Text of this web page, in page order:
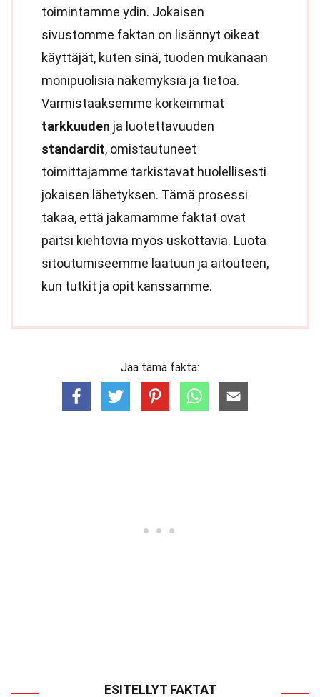
toimintamme ydin. Jokaisen
sivustomme faktan on lisännyt oikeat
käyttäjät, kuten sinä, tuoden mukanaan
monipuolisia näkemyksiä ja tietoa.
Varmistaaksemme korkeimmat
tarkkuuden ja luotettavuuden
standardit, omistautuneet
toimittajamme tarkistavat huolellisesti
jokaisen lähetyksen. Tämä prosessi
takaa, että jakamamme faktat ovat
paitsi kiehtovia myös uskottavia. Luota
sitoutumiseemme laatuun ja aitouteen,
kun tutkit ja opit kanssamme.
Jaa tämä fakta:
ESITELLYT FAKTAT